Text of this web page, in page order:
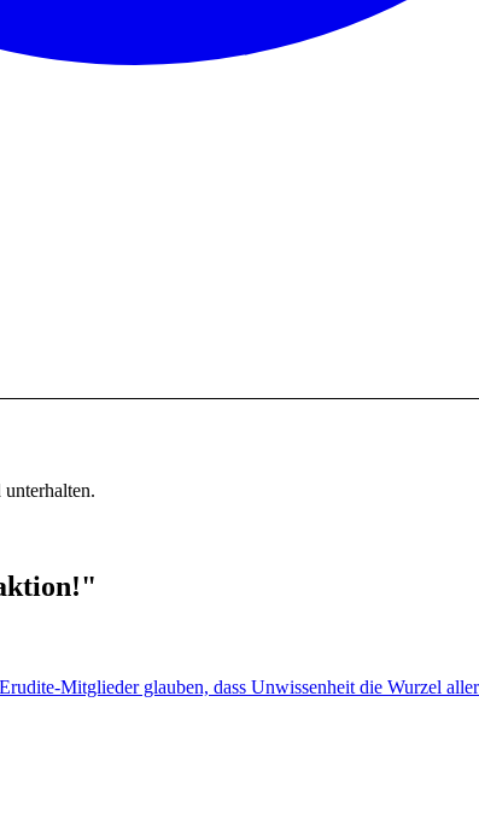
Mitglieder glauben, dass Unwissenheit die Wurzel